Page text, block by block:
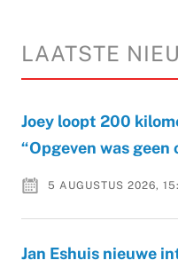
LAATSTE
Joey loopt 200
“Opgeven was geen
5 AUGUSTUS 2026,
Jan Eshuis nieuwe